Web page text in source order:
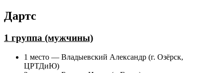
Дартс
1 группа (мужчины)
1 место — Владыевский Александр (г. Озёрск,
ЦРТДиЮ)